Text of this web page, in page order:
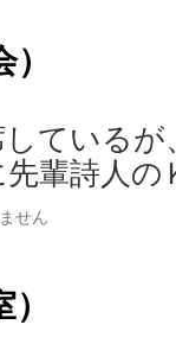
ているが
先輩詩人
せん